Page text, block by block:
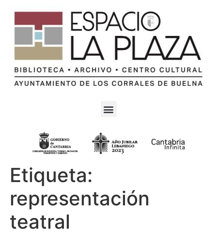
Etiqueta:
representación
teatral